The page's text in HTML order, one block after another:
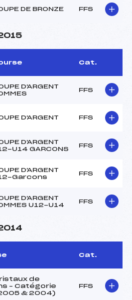
DE BRONZE FFS
Cat.
D'ARGENT
FFS
D'ARGENT FFS
D'ARGENT
U14 GARCONS
FFS
D'ARGENT
Garcons
FFS
D'ARGENT
U12-U14
FFS
Cat.
de
– Catégorie
& 2004)
FFS